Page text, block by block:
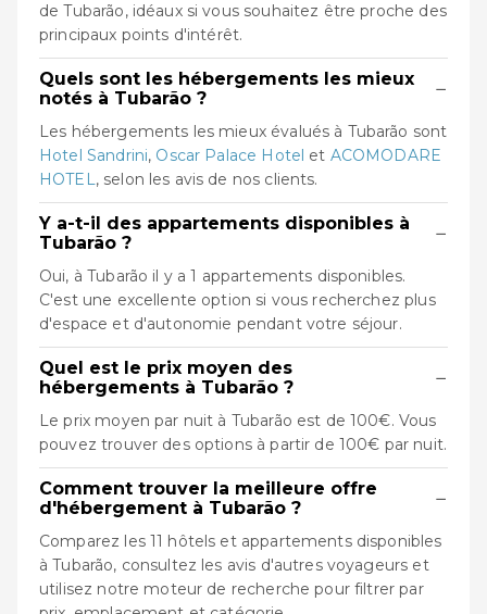
de Tubarão, idéaux si vous souhaitez être proche des
principaux points d'intérêt.
Quels sont les hébergements les mieux
notés à Tubarão ?
−
Les hébergements les mieux évalués à Tubarão sont
Hotel Sandrini, Oscar Palace Hotel et ACOMODARE
HOTEL, selon les avis de nos clients.
Y a-t-il des appartements disponibles à
Tubarão ?
−
Oui, à Tubarão il y a 1 appartements disponibles.
C'est une excellente option si vous recherchez plus
d'espace et d'autonomie pendant votre séjour.
Quel est le prix moyen des
hébergements à Tubarão ?
−
Le prix moyen par nuit à Tubarão est de 100€. Vous
pouvez trouver des options à partir de 100€ par nuit.
Comment trouver la meilleure offre
d'hébergement à Tubarão ?
−
Comparez les 11 hôtels et appartements disponibles
à Tubarão, consultez les avis d'autres voyageurs et
utilisez notre moteur de recherche pour filtrer par